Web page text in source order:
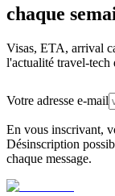
chaque
Visas, ETA, arrival
l'actualité travel-tech
Votre adresse e-mail
En vous inscrivant,
Désinscription
chaque message.